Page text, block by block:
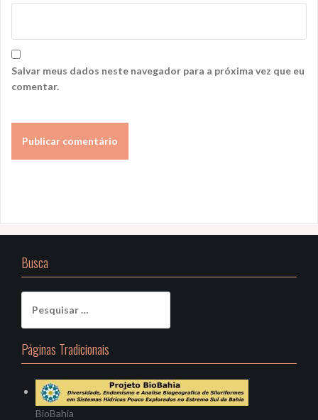
Salvar meus dados neste navegador para a próxima vez que eu
comentar.
Busca
por:
Páginas Tradicionais
BioBahia